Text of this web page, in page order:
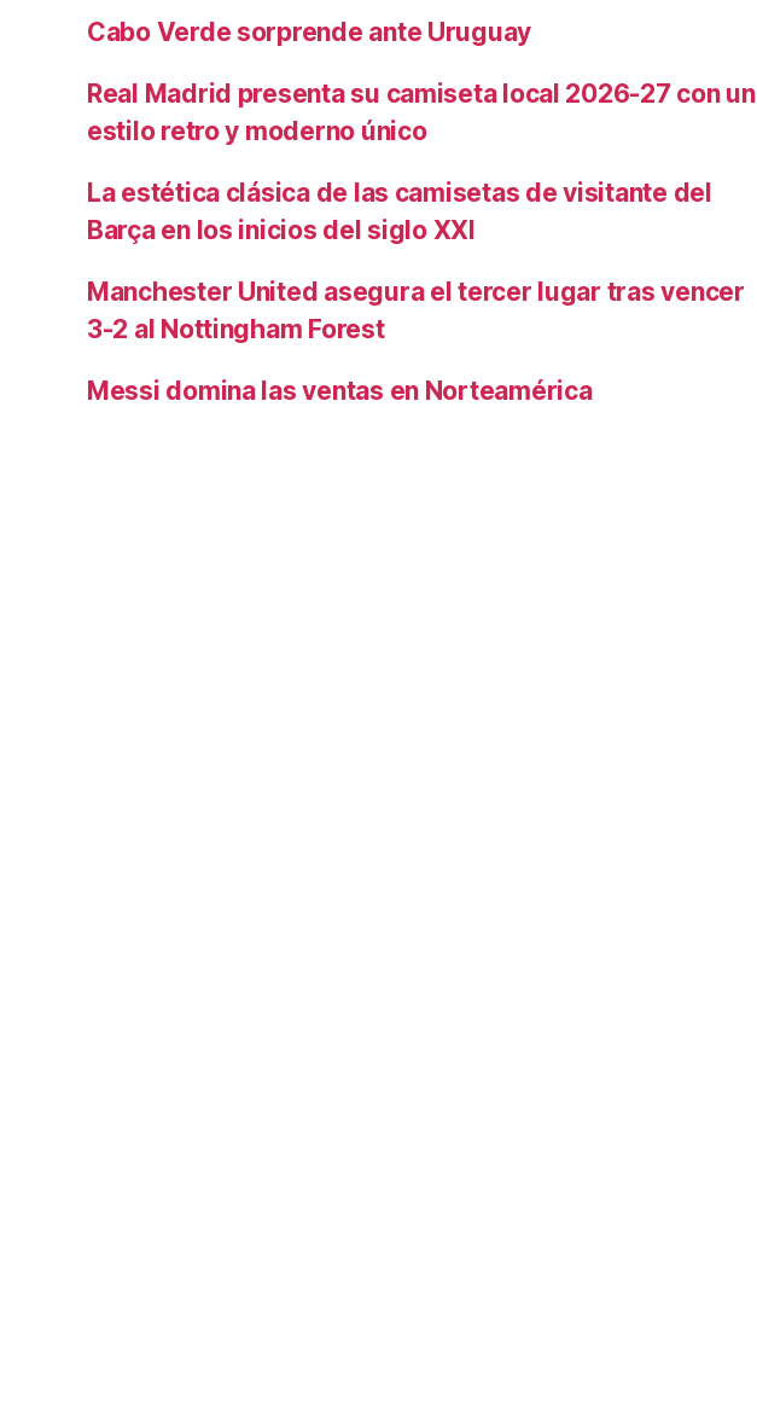
Cabo Verde sorprende ante Uruguay
Real Madrid presenta su camiseta local 2026-27 con un
estilo retro y moderno único
La estética clásica de las camisetas de visitante del
Barça en los inicios del siglo XXI
Manchester United asegura el tercer lugar tras vencer
3-2 al Nottingham Forest
Messi domina las ventas en Norteamérica